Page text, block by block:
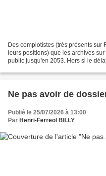
Des complotistes (très présents
leurs positions) que les archives
public jusqu'en 2053. Hors si le
Ne pas avoir de
Publié le 25/07/2026 à 13:00
Par Henri-Ferreol BILLY